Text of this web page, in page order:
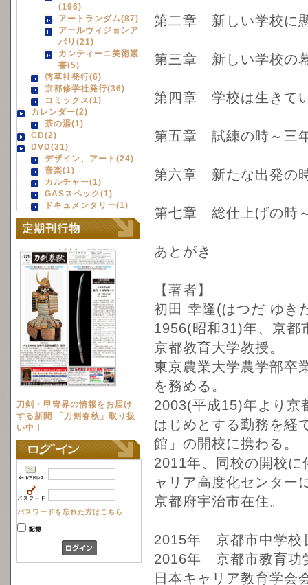
(196)
アートランダム(87)
アールヴィジョンア
パリ(21)
カンティーニ美術叢
書(5)
啓草社発行(6)
京都修学社発行(36)
コミックス(1)
カレンダー(2)
茶の湯(1)
CD(2)
DVD(31)
デザイン、アート(24)
音楽(1)
カルチャー(1)
GASスペック(1)
ドキュメンタリー(1)
刀剣・甲冑界の情報をお届け
する新聞 「刀剣春秋」取り扱
い中！
パスワードを忘れた方はこちら
第二章 新しい学校に
第三章 新しい学校の
第四章 学校は生きて
第五章 試練の時～三
第六章 新たな出発の
第七章 総仕上げの時
あとがき
【著者】
初田 幸隆(はつだ ゆき
1956(昭和31)年、京都
京都教育大学教授。
東京農業大学農学部卒
を務める。
2003(平成15)年より京
はじめとする勤務を経
館」の開校に携わる。
2011年、同校の開校
ャリア高度化センター
京都府宇治市在住。
2015年 京都市中学校
2016年 京都市教育功
日本キャリア教育学会